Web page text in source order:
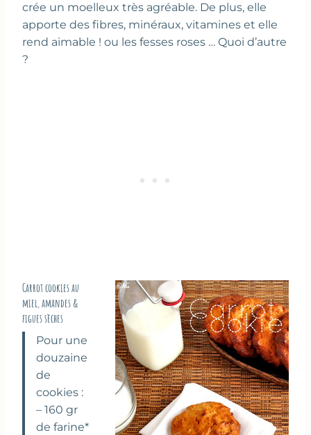
crée un moelleux très agréable. De plus, elle
apporte des fibres, minéraux, vitamines et elle
rend aimable ! ou les fesses roses … Quoi d’autre
?
Carrot cookies au
miel, amandes &
figues sèches
Pour une
douzaine
de
cookies :
– 160 gr
de farine*